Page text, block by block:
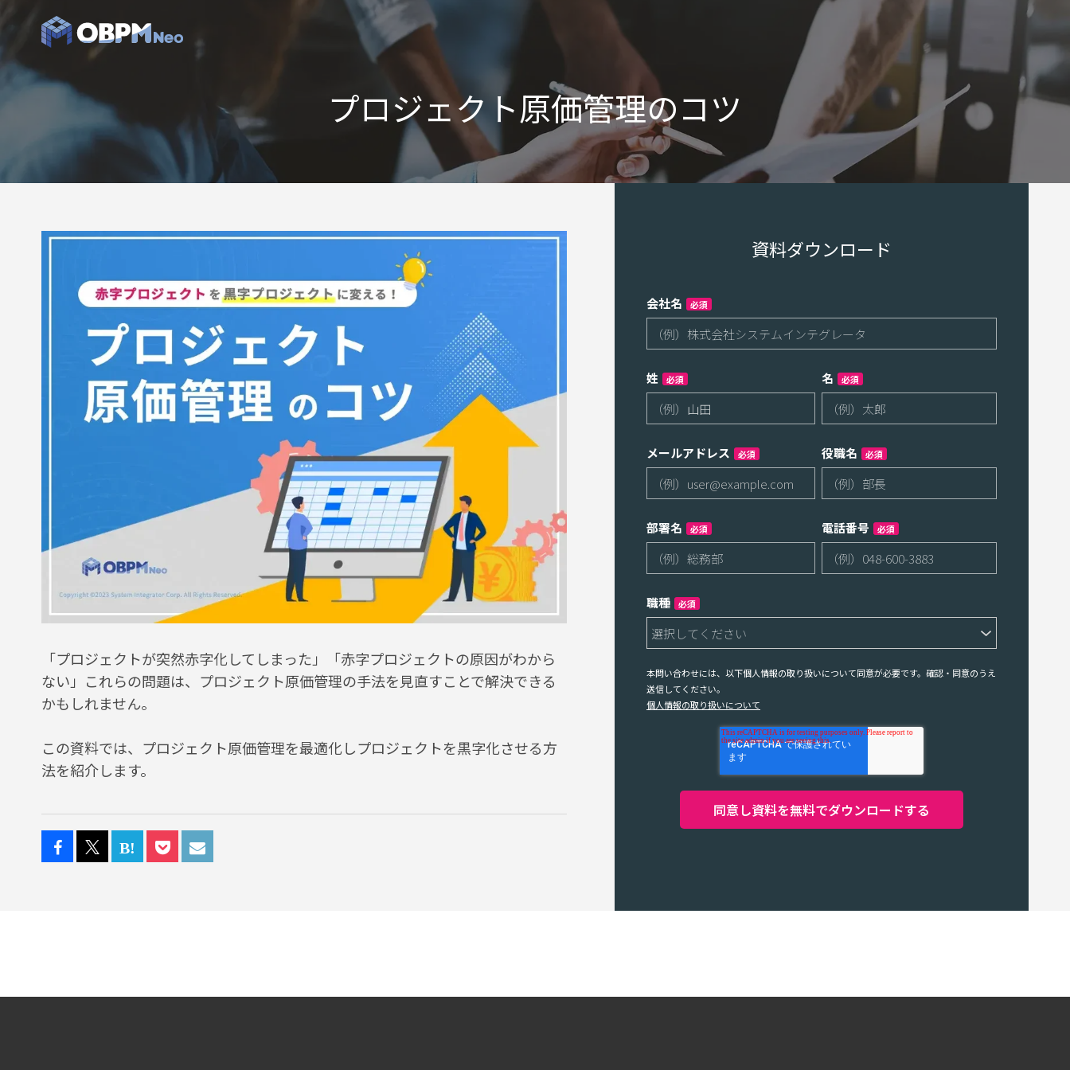
プロジェクト原価管理​のコツ
「プロジェクトが突然赤字化してしまった」「赤字プロジェクトの原因がわから
ない」これらの問題は、プロジェクト原価管理の手法を見直すことで解決できる
かもしれません。
この資料では、プロジェクト原価管理を最適化しプロジェクトを黒字化させる方
法を紹介します。​
資料ダウンロード
会社名 必須
姓 必須 名 必須
メールアドレス 必須 役職名 必須
部署名 必須 電話番号 必須
職種 必須
本問い合わせには、以下個人情報の取り扱いについて同意が必要です。確認・同意のうえ
送信してください。
個人情報の取り扱いについて